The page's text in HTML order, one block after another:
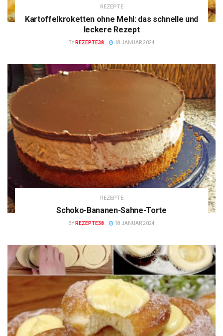
REZEPTE
Kartoffelkroketten ohne Mehl: das schnelle und
leckere Rezept
BY REZEPTE38 18 JANUAR 2024
REZEPTE
Schoko-Bananen-Sahne-Torte
BY REZEPTE38 18 JANUAR 2024